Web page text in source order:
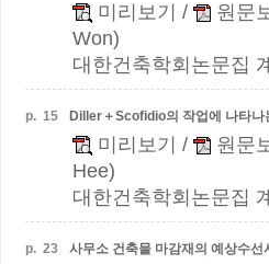
미리보기 / 원문
Won)
대한건축학회논문집
p. 15 Diller＋Scofidio의 작업에 나타나
미리보기 / 원문
Hee)
대한건축학회논문집
p. 23 사무소 건축물 마감재의 예상수선